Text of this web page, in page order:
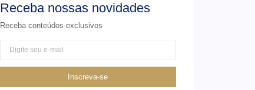
Receba nossas novidades
Receba conteúdos exclusivos
Inscreva-se